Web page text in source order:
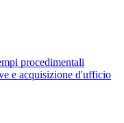
procedimentali
e acquisizione d'ufficio